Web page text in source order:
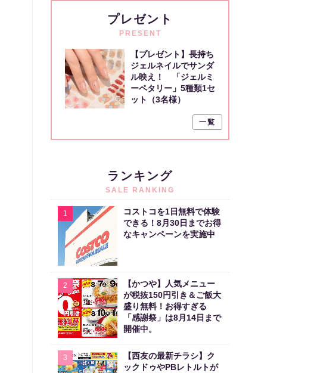
プレゼント
PRESENT
【プレゼント】長持ち
ジェルネイルでサンダ
ル映え！ 「ジェルミ
ーペタリー」5種類1セ
ット（3名様）
一覧
ランキング
SALE RANKING
1
コストコを1日無料で体験
できる！8月30日までお得
なキャンペーンを実施中
2
【かつや】人気メニュー
が税抜150円引き＆ご飯大
盛り無料！お得すぎる
「感謝祭」は8月14日まで
開催中。
3
【西友の最新チラシ】ク
ックドゥやPBレトルトが